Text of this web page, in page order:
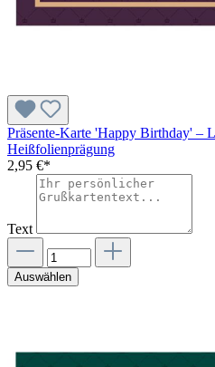
Präsente-Karte 'Happy Birthday' –
Heißfolienprägung
2,95 €*
Text
Auswählen